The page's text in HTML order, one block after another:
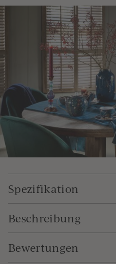
Spezifikation
Beschreibung
Bewertungen